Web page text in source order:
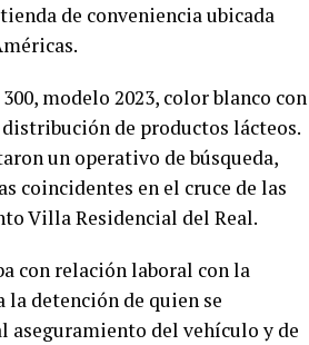
de conveniencia ubicada
modelo 2023, color blanco con
de productos lácteos.
un operativo de búsqueda,
coincidentes en el cruce de las
Villa Residencial del Real.
con relación laboral con la
detención de quien se
aseguramiento del vehículo y de